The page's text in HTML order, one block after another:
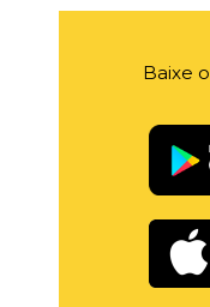
Baixe o